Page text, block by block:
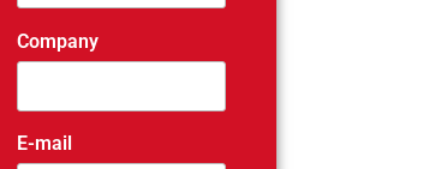
Company
E-mail